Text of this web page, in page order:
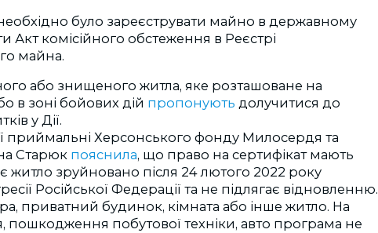
було зареєструвати майно в державному
Акт комісійного обстеження в Реєстрі
майна.
або знищеного житла, яке розташоване на
в зоні бойових дій пропонують долучитися до
у Дії.
приймальні Херсонського фонду Милосердя та
Старюк пояснила, що право на сертифікат мають
житло зруйновано після 24 лютого 2022 року
Російської Федерації та не підлягає відновленню.
приватний будинок, кімната або інше житло. На
пошкодження побутової техніки, авто програма не